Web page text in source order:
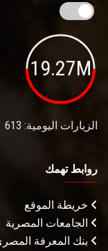
19.27M
الزيارات اليومية: 613
روابط تهمك
خريطة الموقع
الجامعات المصرية
بنك المعرفة